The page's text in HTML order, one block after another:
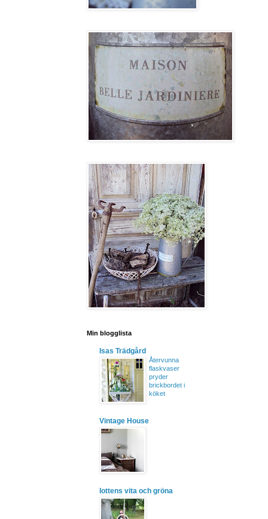
Min blogglista
Isas Trädgård
Återvunna
flaskvaser
pryder
brickbordet i
köket
Vintage House
lottens vita och gröna